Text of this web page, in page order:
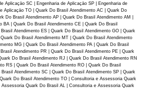
Aplicaçāo SC | Engenharia de Aplicaçāo SP | Engenharia de
Aplicaçāo TO | Quark Do Brasil Atendimento AC | Quark Do
Do Brasil Atendimento AP | Quark Do Brasil Atendimento AM |
BA | Quark Do Brasil Atendimento CE | Quark Do Brasil
Atendimento ES | Quark Do Brasil Atendimento GO | Quark
Do Brasil Atendimento MT | Quark Do Brasil Atendimento
MG | Quark Do Brasil Atendimento PA | Quark Do Brasil
Atendimento PR | Quark Do Brasil Atendimento PE | Quark
Do Brasil Atendimento RJ | Quark Do Brasil Atendimento RN
RS | Quark Do Brasil Atendimento RO | Quark Do Brasil
Atendimento SC | Quark Do Brasil Atendimento SP | Quark
Do Brasil Atendimento TO | Consultoria e Assessoria Quark
Quark Do Brasil AL | Consultoria e Assessoria Quark